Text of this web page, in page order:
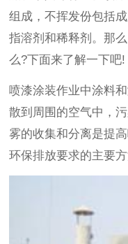
组成，不挥发份包括
指溶剂和稀释剂。那
么?下面来了解一下吧!
喷漆涂装作业中涂料
散到周围的空气中，
雾的收集和分离是提
环保排放要求的主要方